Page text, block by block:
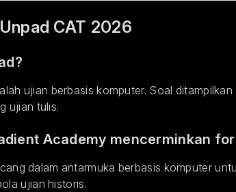
CAT 2026
ujian berbasis komputer. Soal
ujian tulis.
Academy mencerminkan
dalam antarmuka berbasis komputer
ujian historis.